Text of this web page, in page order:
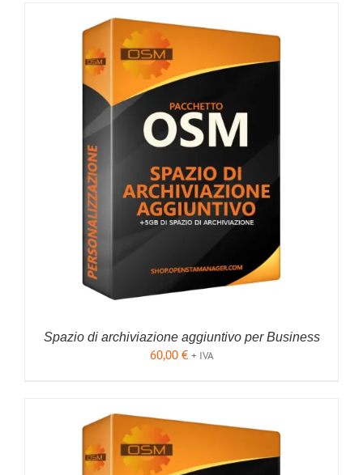
Spazio di archiviazione aggiuntivo per Business
60,00 € + IVA